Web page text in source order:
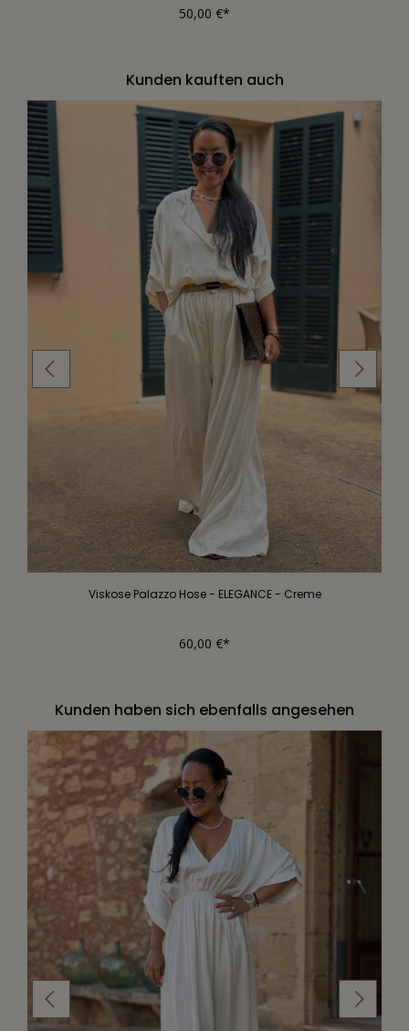
50,00 €*
Kunden kauften auch
Viskose Palazzo Hose - ELEGANCE - Creme
60,00 €*
Kunden haben sich ebenfalls angesehen